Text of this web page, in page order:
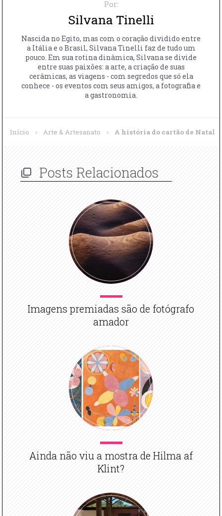
Por:
Silvana Tinelli
Nascida no Egito, mas com o coração dividido entre
a Itália e o Brasil, Silvana Tinelli faz de tudo um
pouco. Em sua rotina dinâmica, Silvana se divide
entre suas paixões: a arte, a criação de suas
cerâmicas, as viagens - com segredos que só ela
conhece - os eventos com seus amigos, a fotografia e
a gastronomia.
Início › Arte & Artesanato › A história do cartão de Natal
Posts Relacionados
Imagens premiadas são de fotógrafo
amador
Ainda não viu a mostra de Hilma af
Klint?